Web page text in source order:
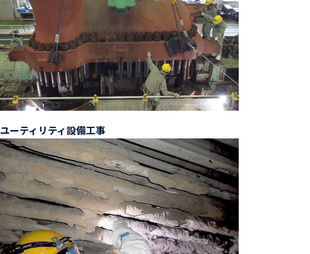
ユーティリティ設備工事